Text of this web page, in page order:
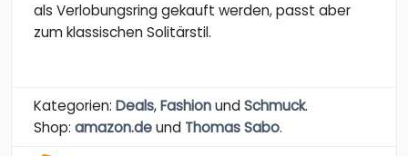
als Verlobungsring gekauft werden, passt aber
zum klassischen Solitärstil.
Kategorien: Deals,FashionundSchmuck.
Shop: amazon.deund Thomas Sabo.